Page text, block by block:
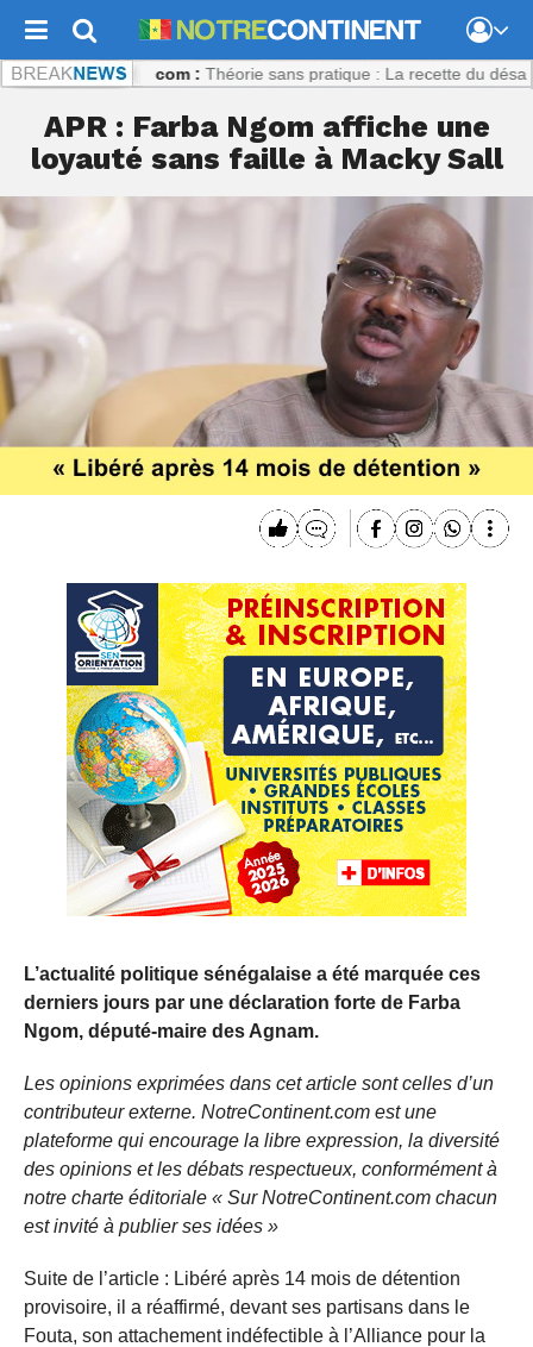
: Théorie sans pratique : La recette du désastre
APR : Farba Ngom affiche une
loyauté sans faille à Macky Sall
L’actualité politique sénégalaise a été marquée ces
derniers jours par une déclaration forte de Farba
Ngom, député-maire des Agnam.
Les opinions exprimées dans cet article sont celles d’un
contributeur externe. NotreContinent.com est une
plateforme qui encourage la libre expression, la diversité
des opinions et les débats respectueux, conformément à
notre charte éditoriale « Sur NotreContinent.com chacun
est invité à publier ses idées »
Suite de l’article : Libéré après 14 mois de détention
provisoire, il a réaffirmé, devant ses partisans dans le
Fouta, son attachement indéfectible à l’Alliance pour la